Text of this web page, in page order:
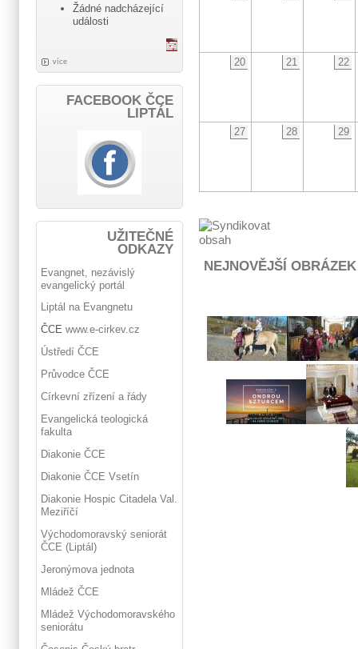
20 21 22
27 28 29
NEJNOVĚJŠÍ OBRÁZEK
Žádné nadcházející
události
více
FACEBOOK ČCE
LIPTÁL
UŽITEČNÉ
ODKAZY
Evangnet, nezávislý
evangelický portál
Liptál na Evangnetu
ČCE www.e-cirkev.cz
Ústředí ČCE
Průvodce ČCE
Církevní zřízení a řády
Evangelická teologická
fakulta
Diakonie ČCE
Diakonie ČCE Vsetín
Diakonie Hospic Citadela Val.
Meziříčí
Východomoravský seniorát
ČCE (Liptál)
Jeronýmova jednota
Mládež ČCE
Mládež Východomoravského
seniorátu